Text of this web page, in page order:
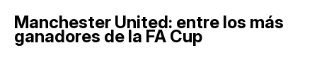
Manchester United: entre los más
ganadores de la FA Cup